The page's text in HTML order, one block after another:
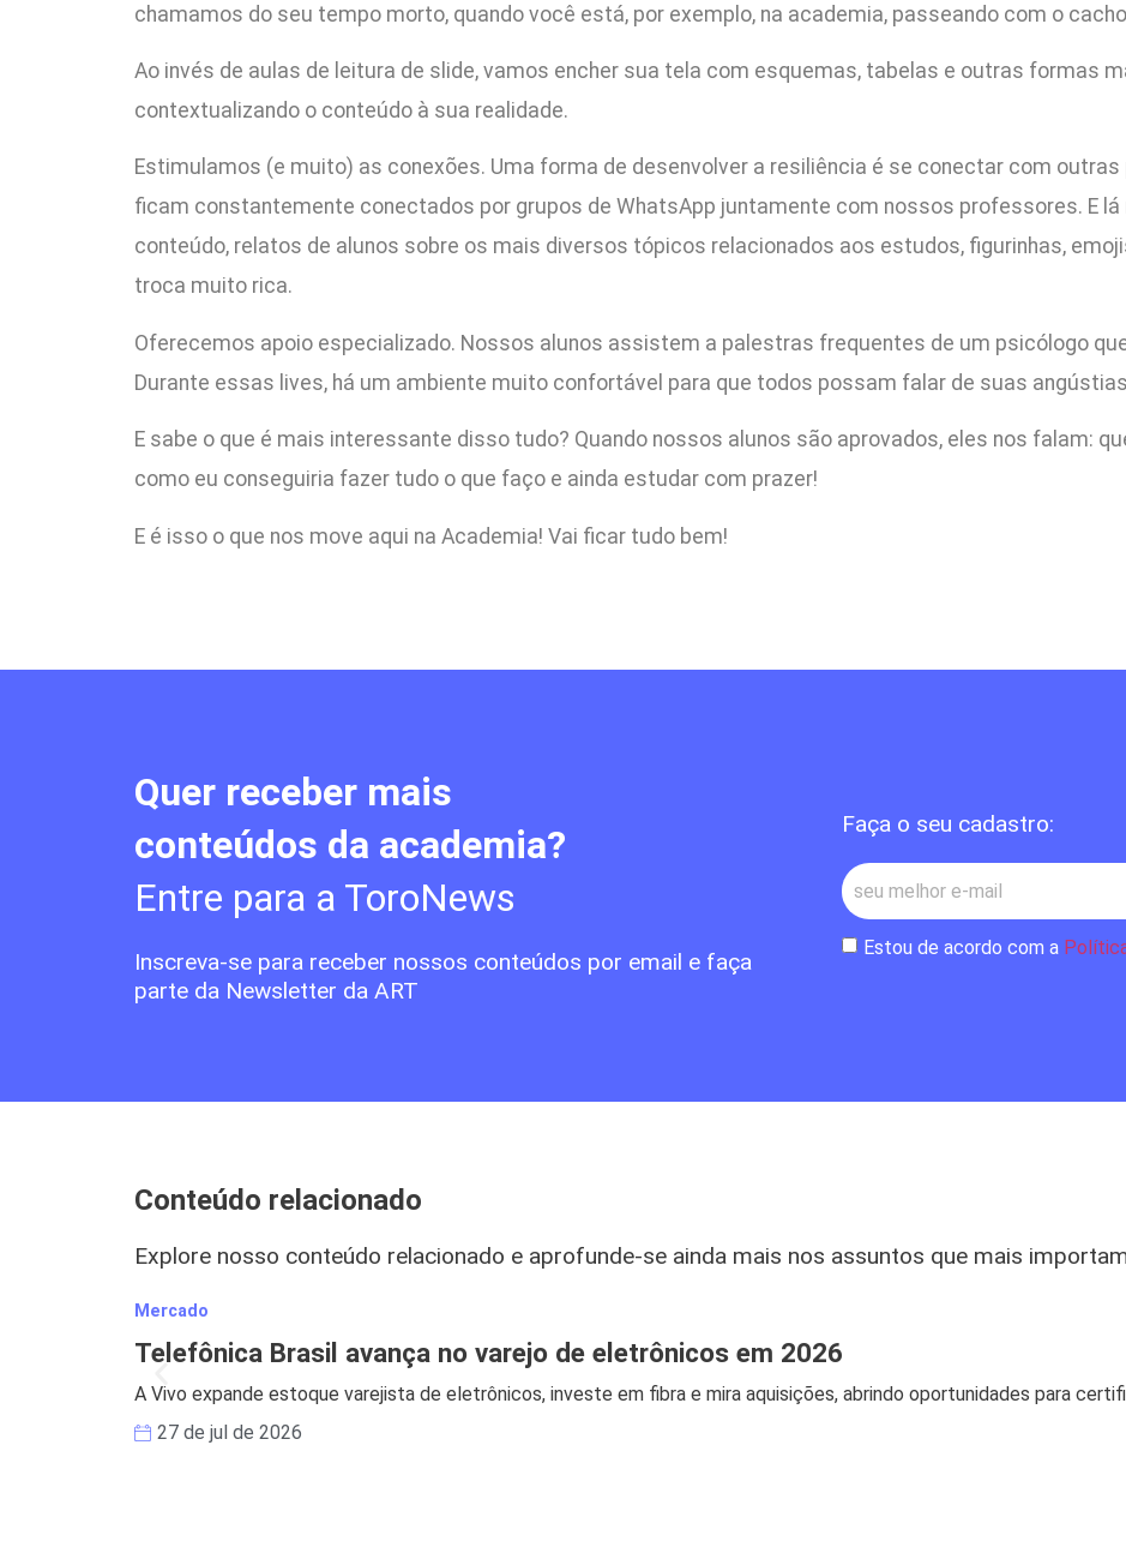
chamamos do seu tempo morto, quando você está, por exemplo, na academia, passeando com o
Ao invés de aulas de leitura de slide, vamos encher sua tela com esquemas, tabelas e outras formas
contextualizando o conteúdo à sua realidade.
Estimulamos (e muito) as conexões. Uma forma de desenvolver a resiliência é se conectar com
ficam constantemente conectados por grupos de WhatsApp juntamente com nossos professores. E lá
conteúdo, relatos de alunos sobre os mais diversos tópicos relacionados aos estudos, figurinhas,
troca muito rica.
Oferecemos apoio especializado. Nossos alunos assistem a palestras frequentes de um psicólogo
Durante essas lives, há um ambiente muito confortável para que todos possam falar de suas
E sabe o que é mais interessante disso tudo? Quando nossos alunos são aprovados, eles nos falam:
como eu conseguiria fazer tudo o que faço e ainda estudar com prazer!
E é isso o que nos move aqui na Academia! Vai ficar tudo bem!
Quer receber mais
conteúdos da academia?
Entre para a ToroNews
Inscreva-se para receber nossos conteúdos por email e faça
parte da Newsletter da ART
Faça o seu cadastro:
Estou de acordo com a
Conteúdo relacionado
Explore nosso conteúdo relacionado e aprofunde-se ainda mais nos assuntos que mais
Mercado
Telefônica Brasil avança no varejo de eletrônicos em 2026
A Vivo expande estoque varejista de eletrônicos, investe em fibra e mira aquisições, abrindo oportunidades para
27 de jul de 2026